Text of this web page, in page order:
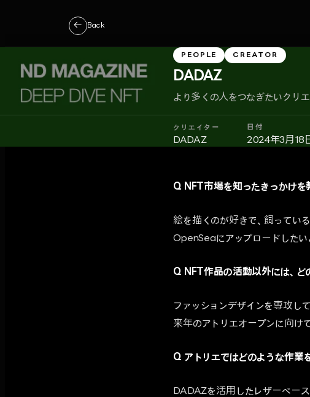
← Back
PEOPLE CREATOR
DADAZ
より多くの人をつなぎたいクリ
クリエイター
DADAZ
日付
2024年3月18
Q NFT市場を知ったきっかけを
絵を描くのが好きで、飼ってい
OpenSeaにアップロードしたい
Q NFT作品の活動以外には、ど
ファッションデザインを専攻し
来年のアトリエオープンに向け
Q アトリエではどのような作業
DADAZを活用したレザーベー